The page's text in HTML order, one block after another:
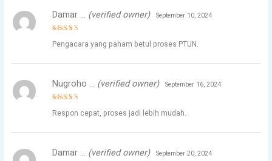
out of 5
Damar … (verified owner) September 10, 2024
Pengacara yang paham betul proses PTUN.
out of 5
Nugroho … (verified owner) September 16, 2024
Respon cepat, proses jadi lebih mudah.
Damar … (verified owner) September 20, 2024